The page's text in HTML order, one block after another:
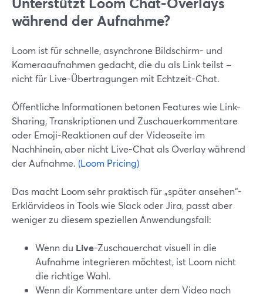
während der Aufnahme?
Loom ist für schnelle, asynchrone Bildschirm- und
Kameraaufnahmen gedacht, die du als Link teilst –
nicht für Live-Übertragungen mit Echtzeit-Chat.
Öffentliche Informationen betonen Features wie Link-
Sharing, Transkriptionen und Zuschauerkommentare
oder Emoji-Reaktionen auf der Videoseite im
Nachhinein, aber nicht Live-Chat als Overlay während
der Aufnahme. (Loom Pricing)
Das macht Loom sehr praktisch für „später ansehen“-
Erklärvideos in Tools wie Slack oder Jira, passt aber
weniger zu diesem speziellen Anwendungsfall:
Wenn du Live-Zuschauerchat visuell in die
Aufnahme integrieren möchtest, ist Loom nicht
die richtige Wahl.
Wenn dir Kommentare unter dem Video nach